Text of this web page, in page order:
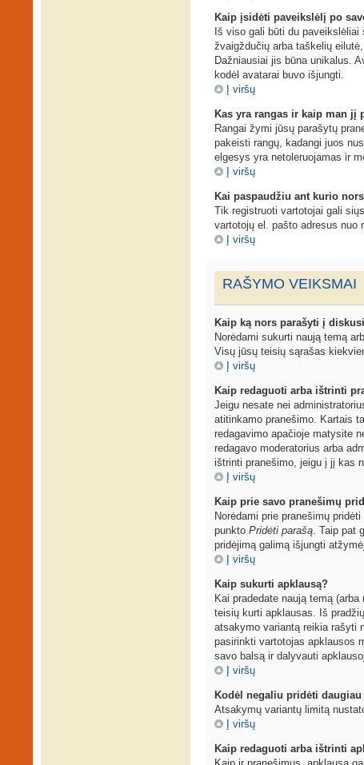
Kaip įsidėti paveikslėlį po
Iš viso gali būti du
žvaigždučių arba taškelių
Dažniausiai jis būna unikalus.
kodėl avatarai buvo išjungti.
Į viršų
Kas yra rangas ir kaip man jį
Rangai žymi jūsų parašytų
pakeisti rangų, kadangi juos
elgesys yra netoleruojamas ir
Į viršų
Kai paspaudžiu ant kurio
Tik registruoti vartotojai gali
vartotojų el. pašto adresus nuo
Į viršų
RAŠYMO VEIKSMAI
Kaip ką nors parašyti į
Norėdami sukurti naują temą
Visų jūsų teisių sąrašas
Į viršų
Kaip redaguoti arba ištrinti
Jeigu nesate nei
atitinkamo pranešimo. Kartais
redagavimo apačioje matysite
redagavo moderatorius arba
ištrinti pranešimo, jeigu į jį kas
Į viršų
Kaip prie savo pranešimų
Norėdami prie pranešimų
punkto Pridėti parašą . Taip
pridėjimą galimą išjungti
Į viršų
Kaip sukurti apklausą?
Kai pradedate naują temą
teisių kurti apklausas. Iš
atsakymo variantą reikia rašyti
pasirinkti vartotojas apklausos
savo balsą ir dalyvauti
Į viršų
Kodėl negaliu pridėti
Atsakymų variantų limitą
Į viršų
Kaip redaguoti arba ištrinti